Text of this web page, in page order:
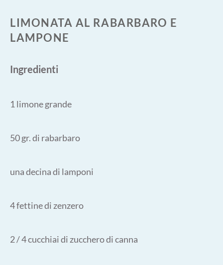
LIMONATA AL RABARBARO E
LAMPONE
Ingredienti
1 limone grande
50 gr. di rabarbaro
una decina di lamponi
4 fettine di zenzero
2 / 4 cucchiai di zucchero di canna